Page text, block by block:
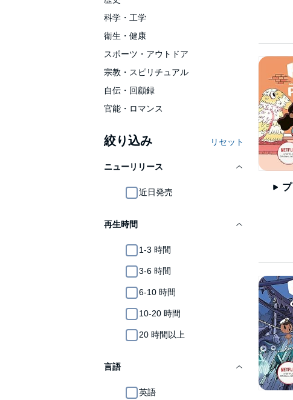
科学・工学
衛生・健康
スポーツ・アウトドア
宗教・スピリチュアル
自伝・回顧録
官能・ロマンス
絞り込み リセット
ニューリリース
近日発売
再生時間
1-3 時間
3-6 時間
6-10 時間
10-20 時間
20 時間以上
言語
英語